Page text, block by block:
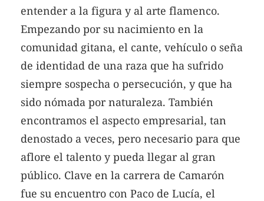
entender a la figura y al arte flamenco.
Empezando por su nacimiento en la
comunidad gitana, el cante, vehículo o seña
de identidad de una raza que ha sufrido
siempre sospecha o persecución, y que ha
sido nómada por naturaleza. También
encontramos el aspecto empresarial, tan
denostado a veces, pero necesario para que
aflore el talento y pueda llegar al gran
público. Clave en la carrera de Camarón
fue su encuentro con Paco de Lucía, el